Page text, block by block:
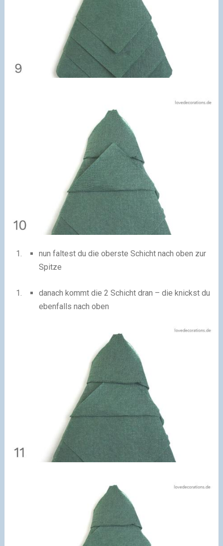
nun faltest du die oberste Schicht nach oben zur
Spitze
danach kommt die 2 Schicht dran – die knickst du
ebenfalls nach oben